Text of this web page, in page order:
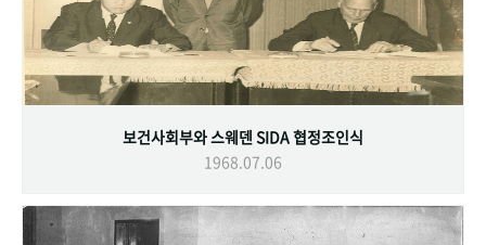
보건사회부와 스웨덴 SIDA 협정조인식
1968.07.06